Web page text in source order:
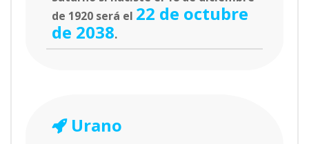
de 1920 será el 22 de octubre
de 2038.
Urano